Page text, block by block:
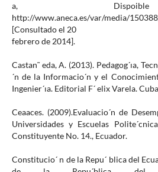
a,
http://www.aneca.es/var/media/
[Consultado el 20
febrero de 2014].
Castan˜ eda, A. (2013). Pedagog´ıa,
´n de la Informacio´n y el
Ingenier´ıa. Editorial F´ elix Varela.
Ceaaces. (2009).Evaluacio´n de
Universidades y Escuelas
Constituyente No. 14., Ecuador.
Constitucio´ n de la Repu´ blica del